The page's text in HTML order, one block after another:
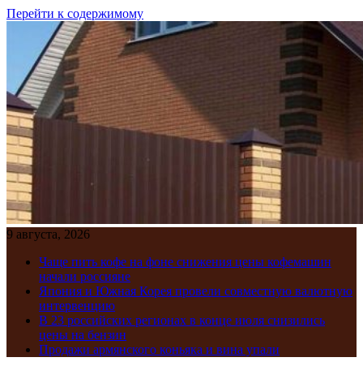
Перейти к содержимому
9 августа, 2026
Чаще пить кофе на фоне снижения цены кофемашин
начали россияне
Япония и Южная Корея провели совместную валютную
интервенцию
В 23 российских регионах в конце июля снизились
цены на бензин
Продажи армянского коньяка и вина упали